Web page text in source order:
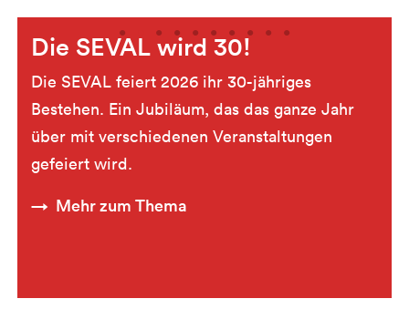
Die SEVAL wird 30!
Die SEVAL feiert 2026 ihr 30-jähriges
Bestehen. Ein Jubiläum, das das ganze Jahr
über mit verschiedenen Veranstaltungen
gefeiert wird.
Mehr zum Thema